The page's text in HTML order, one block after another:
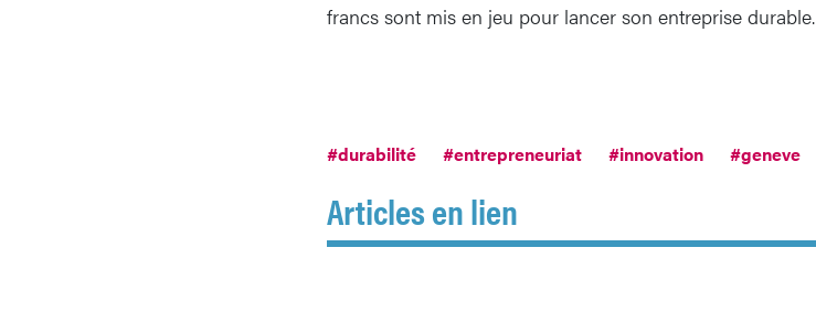
francs sont mis en jeu pour lancer son entreprise durable.
#durabilité #entrepreneuriat #innovation #geneve
Articles en lien